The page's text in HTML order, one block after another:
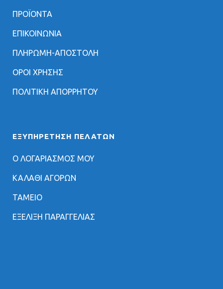
ΠΡΟΪΟΝΤΑ
ΕΠΙΚΟΙΝΩΝΙΑ
ΠΛΗΡΩΜΗ-ΑΠΟΣΤΟΛΗ
ΟΡΟΙ ΧΡΗΣΗΣ
ΠΟΛΙΤΙΚΗ ΑΠΟΡΡΗΤΟΥ
ΕΞΥΠΗΡΈΤΗΣΗ ΠΕΛΑΤΏΝ
Ο ΛΟΓΑΡΙΑΣΜΟΣ ΜΟΥ
ΚΑΛΑΘΙ ΑΓΟΡΩΝ
ΤΑΜΕΙΟ
ΕΞΕΛΙΞΗ ΠΑΡΑΓΓΕΛΙΑΣ